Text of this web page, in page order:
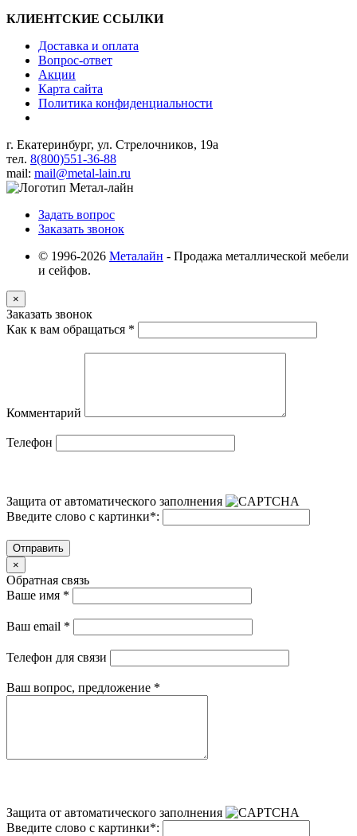
КЛИЕНТСКИЕ ССЫЛКИ
Доставка и оплата
Вопрос-ответ
Акции
Карта сайта
Политика конфиденциальности
г. Екатеринбург, ул. Стрелочников, 19а
тел. 8(800)551-36-88
mail: mail@metal-lain.ru
Задать вопрос
Заказать звонок
© 1996-2026 Металайн - Продажа металлической мебели
и сейфов.
×
Заказать звонок
Как к вам обращаться *
Комментарий
Телефон
Защита от автоматического заполнения
Введите слово с картинки*:
Отправить
×
Обратная связь
Ваше имя *
Ваш email *
Телефон для связи
Ваш вопрос, предложение *
Защита от автоматического заполнения
Введите слово с картинки*: